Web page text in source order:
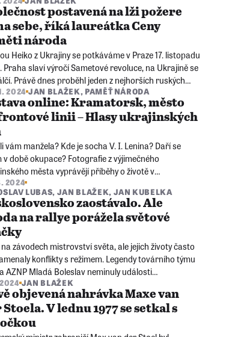
čekal v Německu?
postavená na lži požere
sebe, říká laureátka Ceny
národa
Heiko z Ukrajiny se potkáváme v Praze 17. listopadu
Praha slaví výročí Sametové revoluce, na Ukrajině se
Právě dnes proběhl jeden z nejhorších ruských
na civilisty, na infrastrukturu. Jaký je to pocit přijet ze
kde je válka?
2024 JAN BLAŽEK, PAMĚŤ NÁRODA
online: Kramatorsk, město
linii – Hlasy ukrajinských
vám manžela? Kde je socha V. I. Lenina? Daří se
v době okupace? Fotografie z výjimečného
města vyprávějí příběhy o životě v
ohrožení válkou. Dokumetují také proměnu
v dnešní Ukrajině.
2024
LUBAS, JAN BLAŽEK, JAN KUBELKA
zaostávalo. Ale
na rallye porážela světové
závodech mistrovství světa, ale jejich životy často
konflikty s režimem. Legendy továrního týmu
AZNP Mladá Boleslav neminuly události
dějin. A 10. 6. 2024 proběhl v Mladé
jedinečný vzpomínkový večer!
JAN BLAŽEK
objevená nahrávka Maxe van
V lednu 1977 se setkal s